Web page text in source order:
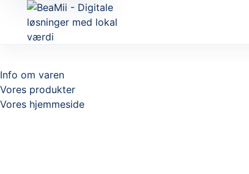
Info om varen
Vores produkter
Vores hjemmeside